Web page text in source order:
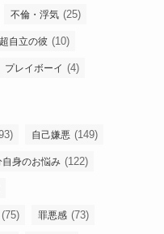
不倫・浮気 (25)
超自立の彼 (10)
プレイボーイ (4)
自己嫌悪 (149)
自身のお悩み (122)
(75) 罪悪感 (73)